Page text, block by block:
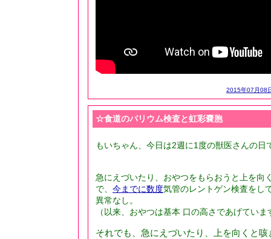
2015年07月08
☆食道のバリウム検査と虹彩嚢胞
もいちゃん、今日は2週に1度の獣医さんの日
急にえづいたり、おやつをもらおうと上を向
で、 今までに数度気管のレントゲン検査をし
異常なし。
（以来、おやつは基本 口の高さであげていま
それでも、急にえづいたり、上を向くと